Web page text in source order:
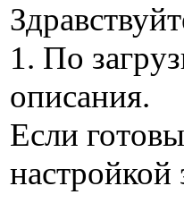
1. По
описания.
Если